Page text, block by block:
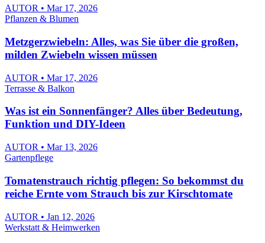
AUTOR • Mar 17, 2026
Pflanzen & Blumen
Metzgerzwiebeln: Alles, was Sie über die großen,
milden Zwiebeln wissen müssen
AUTOR • Mar 17, 2026
Terrasse & Balkon
Was ist ein Sonnenfänger? Alles über Bedeutung,
Funktion und DIY-Ideen
AUTOR • Mar 13, 2026
Gartenpflege
Tomatenstrauch richtig pflegen: So bekommst du
reiche Ernte vom Strauch bis zur Kirschtomate
AUTOR • Jan 12, 2026
Werkstatt & Heimwerken